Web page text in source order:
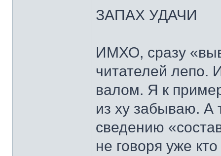
ЗАПАХ УДАЧИ
ИМХО, сразу
читателей лепо.
валом. Я к
из ху забываю. А
сведению
не говоря уже